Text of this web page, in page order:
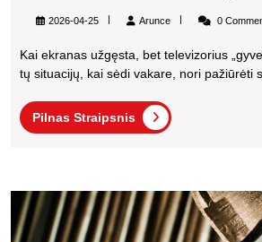
2026-04-25 ArunceArunce 0
Kai ekranas užgęsta, bet televizorius „gyvena” toliau Tai viena iš
tų situacijų, kai sėdi vakare, nori pažiūrėti
Pilnas Straipsnis
Pilnas
Straipsnis